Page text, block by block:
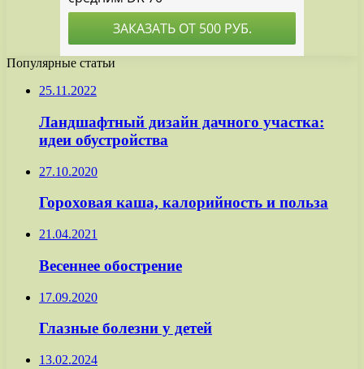
Популярные статьи
25.11.2022
Ландшафтный дизайн дачного участка:
идеи обустройства
27.10.2020
Гороховая каша, калорийность и польза
21.04.2021
Весеннее обострение
17.09.2020
Глазные болезни у детей
13.02.2024